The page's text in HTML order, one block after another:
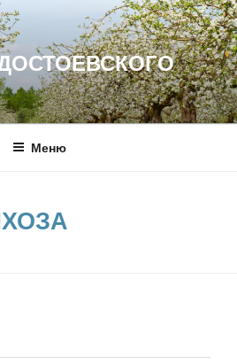
Меню